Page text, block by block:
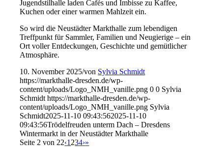
Jugendstilhalle laden Cafés und Imbisse zu Kaffee,
Kuchen oder einer warmen Mahlzeit ein.
So wird die Neustädter Markthalle zum lebendigen
Treffpunkt für Sammler, Familien und Neugierige – ein
Ort voller Entdeckungen, Geschichte und gemütlicher
Atmosphäre.
10. November 2025/von Sylvia Schmidt
https://markthalle-dresden.de/wp-
content/uploads/Logo_NMH_vanille.png 0 0 Sylvia
Schmidt https://markthalle-dresden.de/wp-
content/uploads/Logo_NMH_vanille.png Sylvia
Schmidt2025-11-10 09:43:562025-11-10
09:43:56Trödelfreuden unterm Dach – Dresdens
Wintermarkt in der Neustädter Markthalle
Seite 2 von 22‹1 234›»